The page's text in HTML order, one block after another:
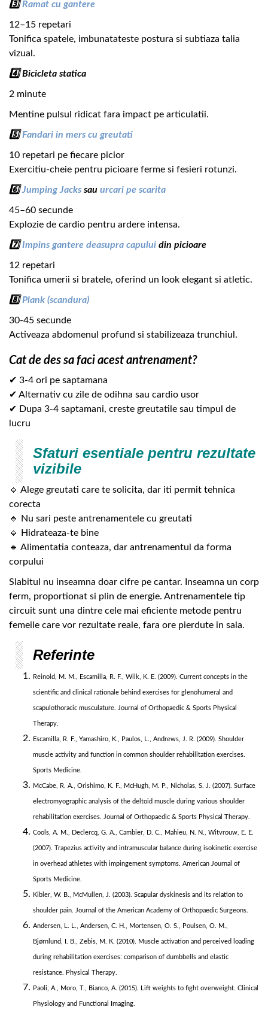
3️⃣Ramat cu gantere
12–15 repetari
Tonifica spatele, imbunatateste postura si subtiaza talia
vizual.
4️⃣ Bicicleta statica
2 minute
Mentine pulsul ridicat fara impact pe articulatii.
5️⃣Fandari in mers cu greutati
10 repetari pe fiecare picior
Exercitiu-cheie pentru picioare ferme si fesieri rotunzi.
6️⃣Jumping Jacks sau urcari pe scarita
45–60 secunde
Explozie de cardio pentru ardere intensa.
7️⃣Impins gantere deasupra capului din picioare
12 repetari
Tonifica umerii si bratele, oferind un look elegant si atletic.
8️⃣Plank (scandura)
30-45 secunde
Activeaza abdomenul profund si stabilizeaza trunchiul.
Cat de des sa faci acest antrenament?
✔ 3-4 ori pe saptamana
✔ Alternativ cu zile de odihna sau cardio usor
✔ Dupa 3-4 saptamani, creste greutatile sau timpul de
lucru
Sfaturi esentiale pentru rezultate
vizibile
🔹 Alege greutati care te solicita, dar iti permit tehnica
corecta
🔹 Nu sari peste antrenamentele cu greutati
🔹 Hidrateaza-te bine
🔹 Alimentatia conteaza, dar antrenamentul da forma
corpului
Slabitul nu inseamna doar cifre pe cantar. Inseamna un corp
ferm, proportionat si plin de energie. Antrenamentele tip
circuit sunt una dintre cele mai eficiente metode pentru
femeile care vor rezultate reale, fara ore pierdute in sala.
Referinte
Reinold, M. M., Escamilla, R. F., Wilk, K. E. (2009). Current concepts in the
scientific and clinical rationale behind exercises for glenohumeral and
scapulothoracic musculature. Journal of Orthopaedic & Sports Physical
Therapy.
Escamilla, R. F., Yamashiro, K., Paulos, L., Andrews, J. R. (2009). Shoulder
muscle activity and function in common shoulder rehabilitation exercises.
Sports Medicine.
McCabe, R. A., Orishimo, K. F., McHugh, M. P., Nicholas, S. J. (2007). Surface
electromyographic analysis of the deltoid muscle during various shoulder
rehabilitation exercises. Journal of Orthopaedic & Sports Physical Therapy.
Cools, A. M., Declercq, G. A., Cambier, D. C., Mahieu, N. N., Witvrouw, E. E.
(2007). Trapezius activity and intramuscular balance during isokinetic exercise
in overhead athletes with impingement symptoms. American Journal of
Sports Medicine.
Kibler, W. B., McMullen, J. (2003). Scapular dyskinesis and its relation to
shoulder pain. Journal of the American Academy of Orthopaedic Surgeons.
Andersen, L. L., Andersen, C. H., Mortensen, O. S., Poulsen, O. M.,
Bjørnlund, I. B., Zebis, M. K. (2010). Muscle activation and perceived loading
during rehabilitation exercises: comparison of dumbbells and elastic
resistance. Physical Therapy.
Paoli, A., Moro, T., Bianco, A. (2015). Lift weights to fight overweight. Clinical
Physiology and Functional Imaging.